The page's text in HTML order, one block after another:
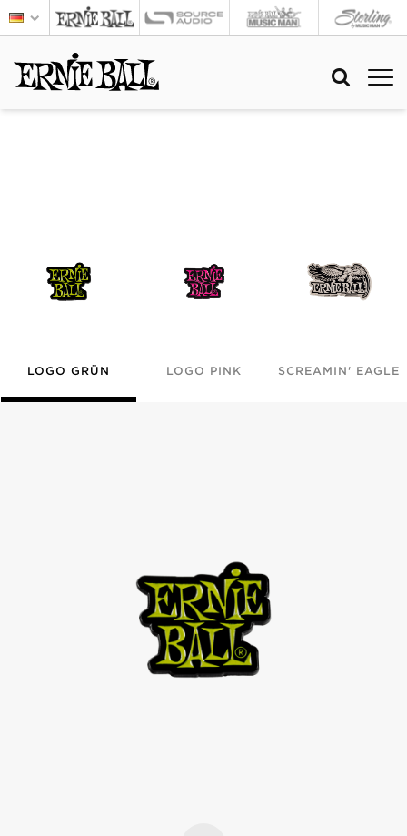
LOGO GRÜN LOGO PINK SCREAMIN' EAGLE